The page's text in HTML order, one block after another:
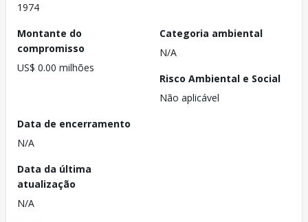
1974
Montante do
compromisso
US$ 0.00 milhões
Categoria ambiental
N/A
Risco Ambiental e Social
Não aplicável
Data de encerramento
N/A
Data da última
atualização
N/A